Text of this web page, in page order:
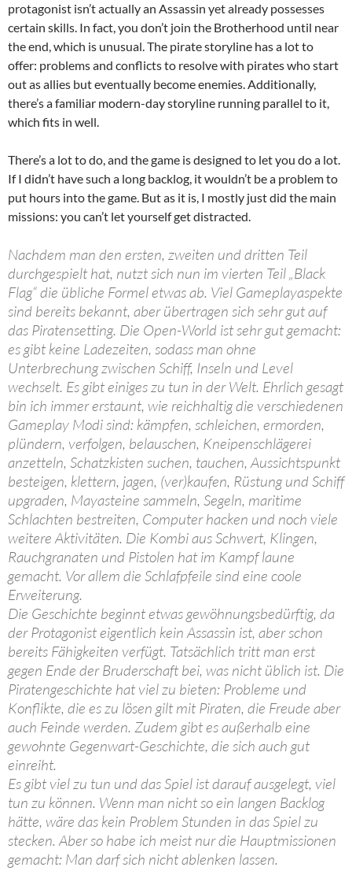
protagonist isn’t actually an Assassin yet already possesses
certain skills. In fact, you don’t join the Brotherhood until near
the end, which is unusual. The pirate storyline has a lot to
offer: problems and conflicts to resolve with pirates who start
out as allies but eventually become enemies. Additionally,
there’s a familiar modern-day storyline running parallel to it,
which fits in well.
There’s a lot to do, and the game is designed to let you do a lot.
If I didn’t have such a long backlog, it wouldn’t be a problem to
put hours into the game. But as it is, I mostly just did the main
missions: you can’t let yourself get distracted.
Nachdem man den ersten, zweiten und dritten Teil
durchgespielt hat, nutzt sich nun im vierten Teil „Black
Flag“ die übliche Formel etwas ab. Viel Gameplayaspekte
sind bereits bekannt, aber übertragen sich sehr gut auf
das Piratensetting. Die Open-World ist sehr gut gemacht:
es gibt keine Ladezeiten, sodass man ohne
Unterbrechung zwischen Schiff, Inseln und Level
wechselt. Es gibt einiges zu tun in der Welt. Ehrlich gesagt
bin ich immer erstaunt, wie reichhaltig die verschiedenen
Gameplay Modi sind: kämpfen, schleichen, ermorden,
plündern, verfolgen, belauschen, Kneipenschlägerei
anzetteln, Schatzkisten suchen, tauchen, Aussichtspunkt
besteigen, klettern, jagen, (ver)kaufen, Rüstung und Schiff
upgraden, Mayasteine sammeln, Segeln, maritime
Schlachten bestreiten, Computer hacken und noch viele
weitere Aktivitäten. Die Kombi aus Schwert, Klingen,
Rauchgranaten und Pistolen hat im Kampf laune
gemacht. Vor allem die Schlafpfeile sind eine coole
Erweiterung.
Die Geschichte beginnt etwas gewöhnungsbedürftig, da
der Protagonist eigentlich kein Assassin ist, aber schon
bereits Fähigkeiten verfügt. Tatsächlich tritt man erst
gegen Ende der Bruderschaft bei, was nicht üblich ist. Die
Piratengeschichte hat viel zu bieten: Probleme und
Konflikte, die es zu lösen gilt mit Piraten, die Freude aber
auch Feinde werden. Zudem gibt es außerhalb eine
gewohnte Gegenwart-Geschichte, die sich auch gut
einreiht.
Es gibt viel zu tun und das Spiel ist darauf ausgelegt, viel
tun zu können. Wenn man nicht so ein langen Backlog
hätte, wäre das kein Problem Stunden in das Spiel zu
stecken. Aber so habe ich meist nur die Hauptmissionen
gemacht: Man darf sich nicht ablenken lassen.